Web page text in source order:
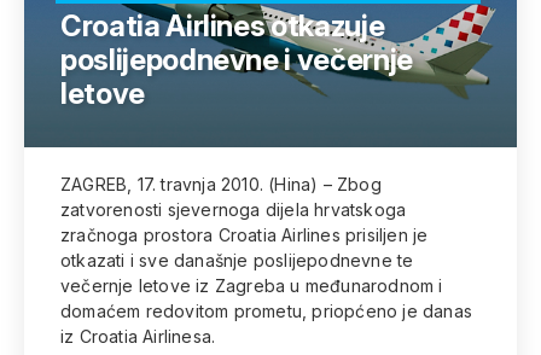
Croatia Airlines otkazuje
poslijepodnevne i večernje
letove
ZAGREB, 17. travnja 2010. (Hina) – Zbog
zatvorenosti sjevernoga dijela hrvatskoga
zračnoga prostora Croatia Airlines prisiljen je
otkazati i sve današnje poslijepodnevne te
večernje letove iz Zagreba u međunarodnom i
domaćem redovitom prometu, priopćeno je danas
iz Croatia Airlinesa.